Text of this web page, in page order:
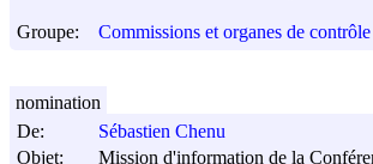
Groupe: Commissions et organes de contrôle
De:
Sébastien Chenu
Objet:
Mission d'information de la
nomination